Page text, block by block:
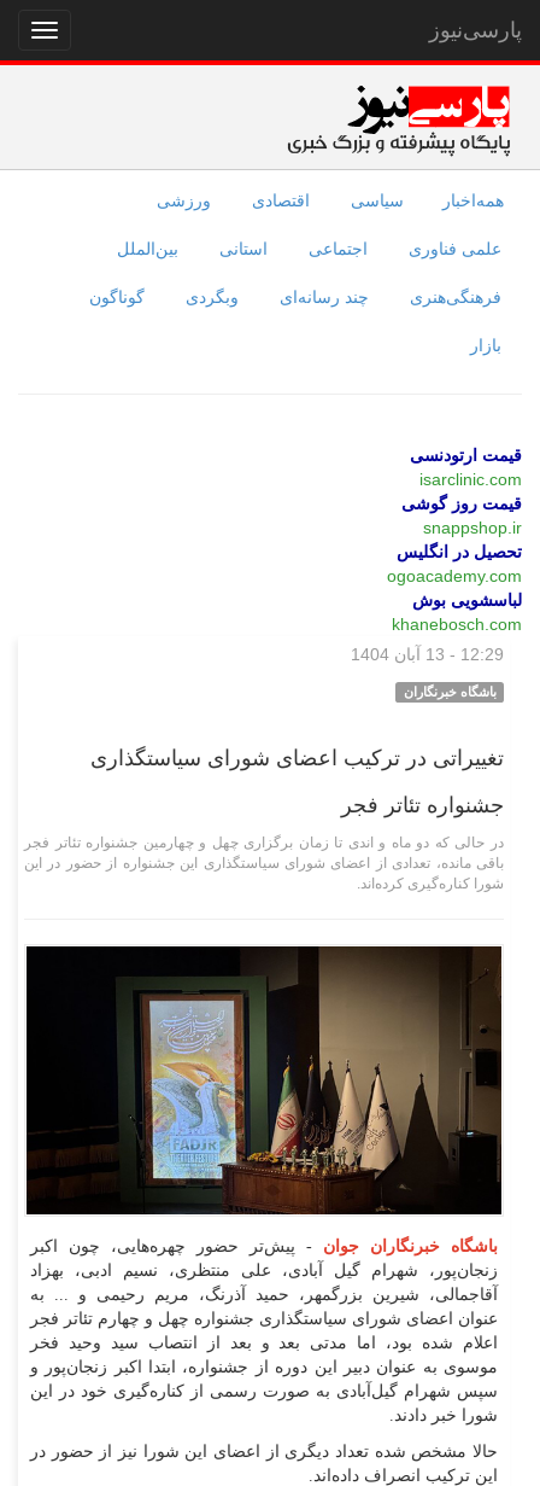
نمایش
منو
پارسی‌نیوز
همه‌اخبار سیاسی اقتصادی ورزشی
علمی فناوری اجتماعی استانی بین‌الملل
فرهنگی‌هنری چند رسانه‌ای وبگردی گوناگون
بازار
قیمت ارتودنسی
isarclinic.com
قیمت روز گوشی
snappshop.ir
تحصیل در انگلیس
ogoacademy.com
لباسشویی بوش
khanebosch.com
12:29 - 13 آبان 1404
باشگاه خبرنگاران
تغییراتی در ترکیب اعضای شورای سیاستگذاری
جشنواره تئاتر فجر
در حالی که دو ماه و اندی تا زمان برگزاری چهل و چهارمین جشنواره تئاتر فجر
باقی مانده، تعدادی از اعضای شورای سیاستگذاری این جشنواره از حضور در این
شورا کناره‌گیری کرده‌اند.
باشگاه خبرنگاران جوان - پیش‌تر حضور چهره‌هایی، چون اکبر
زنجان‌پور، شهرام گیل آبادی، علی منتظری، نسیم ادبی، بهزاد
آقاجمالی، شیرین بزرگمهر، حمید آذرنگ، مریم رحیمی و ... به
عنوان اعضای شورای سیاستگذاری جشنواره چهل و چهارم تئاتر فجر
اعلام شده بود، اما مدتی بعد و بعد از انتصاب سید وحید فخر
موسوی به عنوان دبیر این دوره از جشنواره، ابتدا اکبر زنجان‌پور و
سپس شهرام گیل‌آبادی به صورت رسمی از کناره‌گیری خود در این
شورا خبر دادند.
حالا مشخص شده تعداد دیگری از اعضای این شورا نیز از حضور در
این ترکیب انصراف داده‌اند.